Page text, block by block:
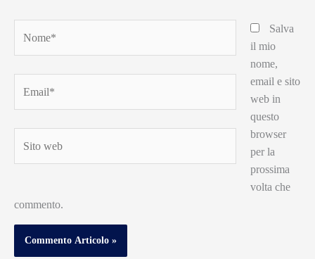
web
Salva
il mio
nome,
email e sito
web in
questo
browser
per la
prossima
volta che
commento.